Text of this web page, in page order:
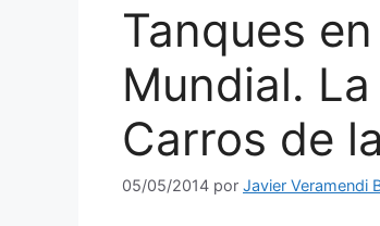
Tanques
Mundial.
Carros de
05/05/2014 por Javier Veramendi